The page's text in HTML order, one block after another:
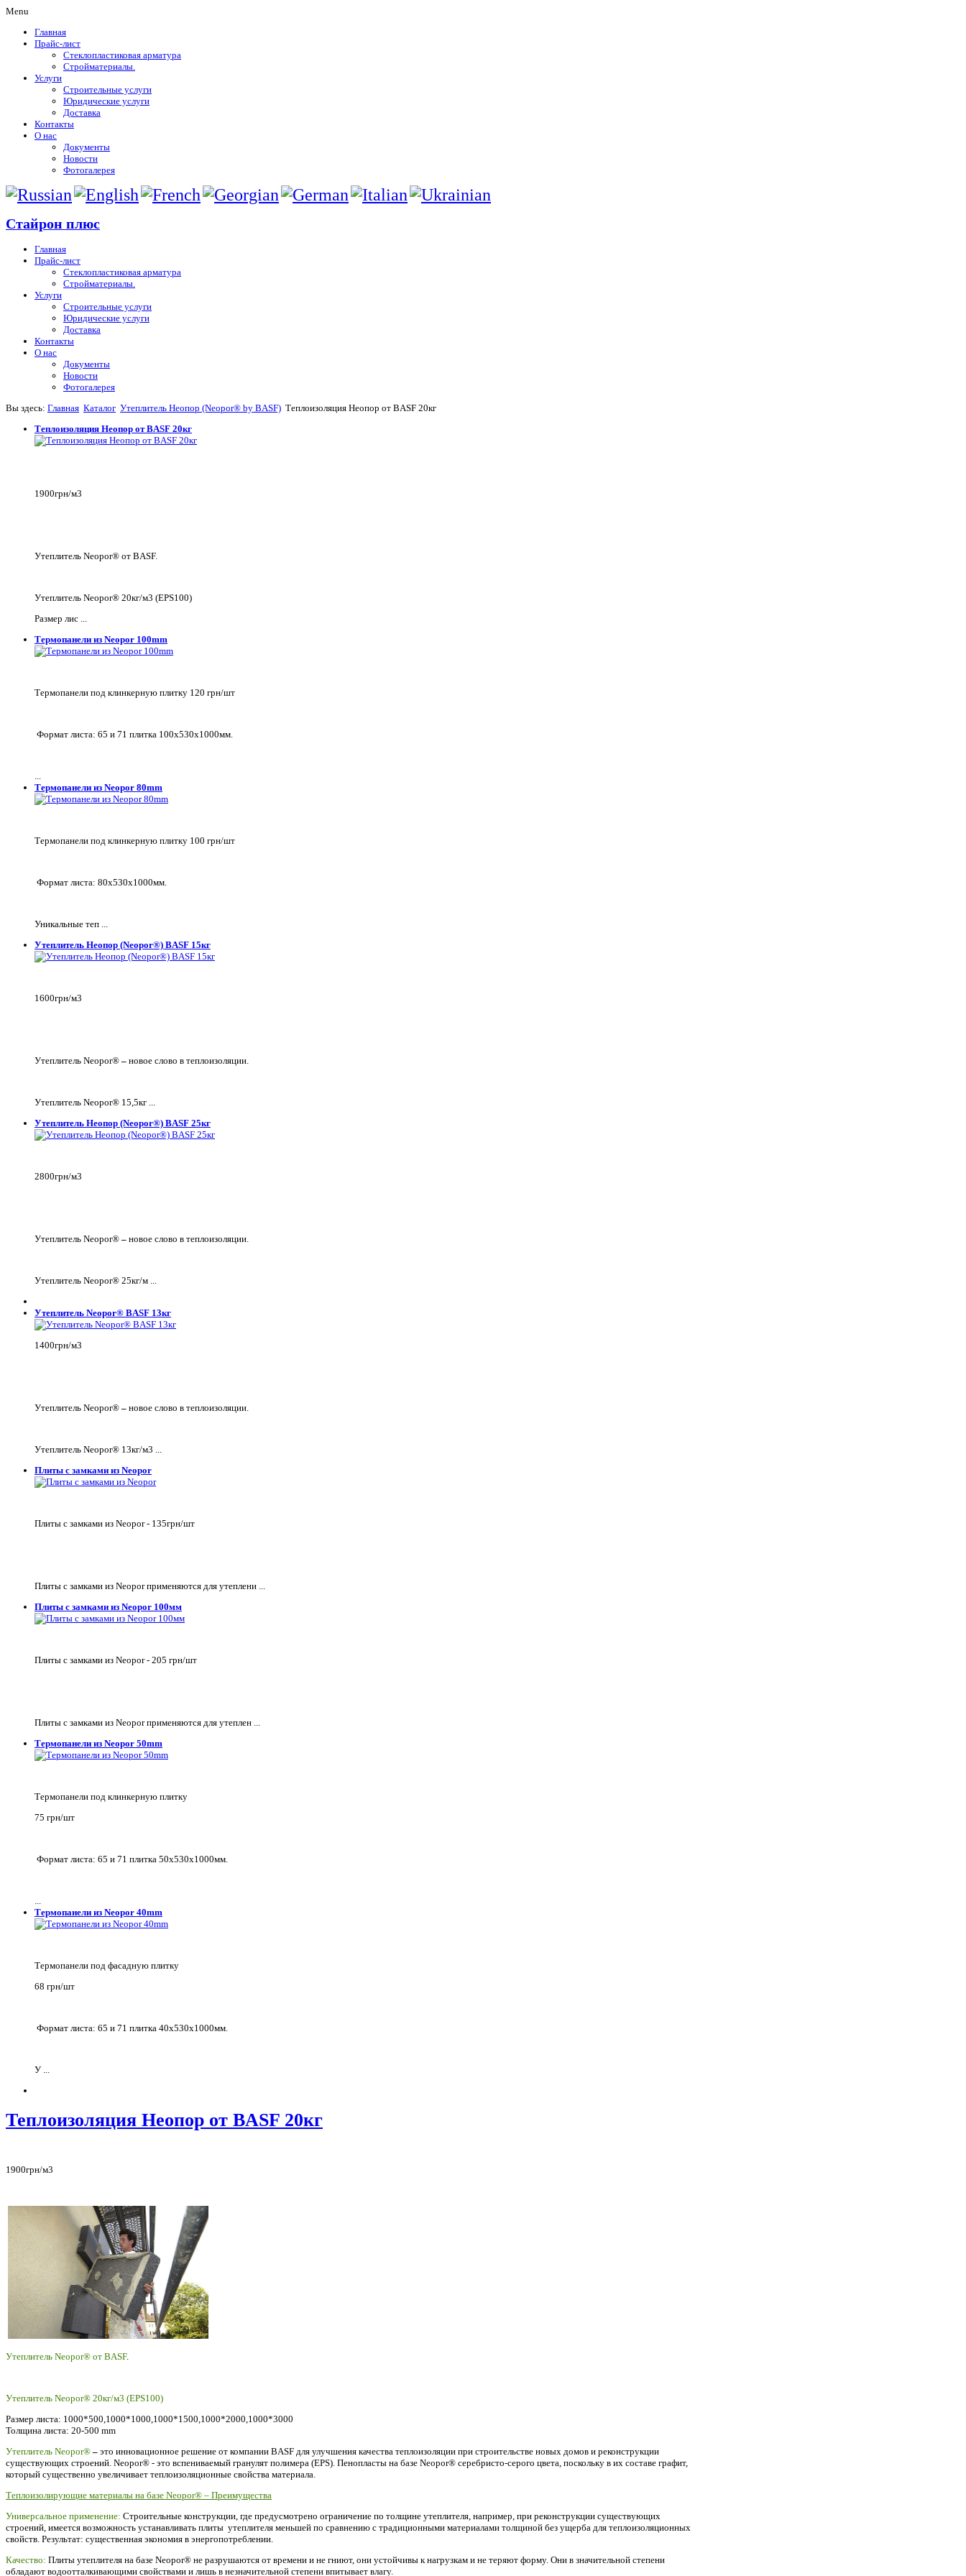
Menu
Главная
Прайс-лист
Стеклопластиковая арматура
Стройматериалы.
Услуги
Строительные услуги
Юридические услуги
Доставка
Контакты
О нас
Документы
Новости
Фотогалерея
Стайрон плюс
Главная
Прайс-лист
Стеклопластиковая арматура
Стройматериалы.
Услуги
Строительные услуги
Юридические услуги
Доставка
Контакты
О нас
Документы
Новости
Фотогалерея
Вы здесь: Главная Каталог Утеплитель Неопор (Neopor® by BASF) Теплоизоляция Неопор от BASF 20кг
Теплоизоляция Неопор от BASF 20кг
1900грн/м3
Утеплитель Neopor® от BASF.
Утеплитель Neopor® 20кг/м3 (EPS100)
Размер лис ...
Термопанели из Neopor 100mm
Термопанели под клинкерную плитку 120 грн/шт
Формат листа: 65 и 71 плитка 100х530х1000мм.
...
Термопанели из Neopor 80mm
Термопанели под клинкерную плитку 100 грн/шт
Формат листа: 80х530х1000мм.
Уникальные теп ...
Утеплитель Неопор (Neopor®) BASF 15кг
1600грн/м3
Утеплитель Neopor® – новое слово в теплоизоляции.
Утеплитель Neopor® 15,5кг ...
Утеплитель Неопор (Neopor®) BASF 25кг
2800грн/м3
Утеплитель Neopor® – новое слово в теплоизоляции.
Утеплитель Neopor® 25кг/м ...
Утеплитель Neopor® BASF 13кг
1400грн/м3
Утеплитель Neopor® – новое слово в теплоизоляции.
Утеплитель Neopor® 13кг/м3 ...
Плиты с замками из Neopor
Плиты с замками из Neopor - 135грн/шт
Плиты с замками из Neopor применяются для утеплени ...
Плиты с замками из Neopor 100мм
Плиты с замками из Neopor - 205 грн/шт
Плиты с замками из Neopor применяются для утеплен ...
Термопанели из Neopor 50mm
Термопанели под клинкерную плитку
75 грн/шт
Формат листа: 65 и 71 плитка 50х530х1000мм.
...
Термопанели из Neopor 40mm
Термопанели под фасадную плитку
68 грн/шт
Формат листа: 65 и 71 плитка 40х530х1000мм.
У ...
Теплоизоляция Неопор от BASF 20кг
1900грн/м3
Утеплитель Neopor® от BASF.
Утеплитель Neopor® 20кг/м3 (EPS100)
Размер листа: 1000*500,1000*1000,1000*1500,1000*2000,1000*3000
Толщина листа: 20-500 mm
Утеплитель Neopor® – это инновационное решение от компании BASF для улучшения качества теплоизоляции при строительстве новых домов и реконструкции
существующих строений. Neopor® - это вспениваемый гранулят полимера (EPS). Пенопласты на базе Neopor® серебристо-серого цвета, поскольку в их составе графит,
который существенно увеличивает теплоизоляционные свойства материала.
Теплоизолирующие материалы на базе Neopor® – Преимущества
Универсальное применение: Строительные конструкции, где предусмотрено ограничение по толщине утеплителя, например, при реконструкции существующих
строений, имеется возможность устанавливать плиты утеплителя меньшей по сравнению с традиционными материалами толщиной без ущерба для теплоизоляционных
свойств. Результат: существенная экономия в энергопотреблении.
Качество: Плиты утеплителя на базе Neopor® не разрушаются от времени и не гниют, они устойчивы к нагрузкам и не теряют форму. Они в значительной степени
обладают водоотталкивающими свойствами и лишь в незначительной степени впитывает влагу.